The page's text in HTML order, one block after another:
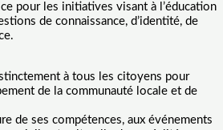
pour les initiatives visant à l’éducation
de connaissance, d’identité, de
à tous les citoyens pour
de la communauté locale et de
de ses compétences, aux événements